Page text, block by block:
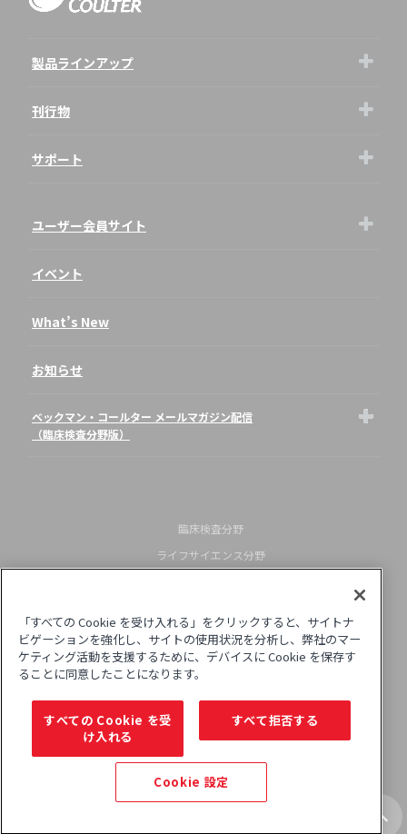
製品ラインアップ
刊行物
サポート
ユーザー会員サイト
イベント
What’s New
お知らせ
ベックマン・コールター メールマガジン配信
（臨床検査分野版）
臨床検査分野
ライフサイエンス分野
サイトポリシー
プライバシーポリシー
「すべての Cookie を受け入れる」をクリックすると、サイトナ
ビゲーションを強化し、サイトの使用状況を分析し、弊社のマー
ケティング活動を支援するために、デバイスに Cookie を保存す
ることに同意したことになります。
すべての Cookie を受
け入れる
すべて拒否する
Cookie 設定